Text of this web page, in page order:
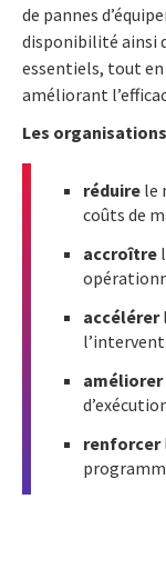
de pannes
disponibilité ainsi
essentiels, tout
améliorant
Les
réduire le
coûts de
accroître
accélérer
améliorer
renforcer